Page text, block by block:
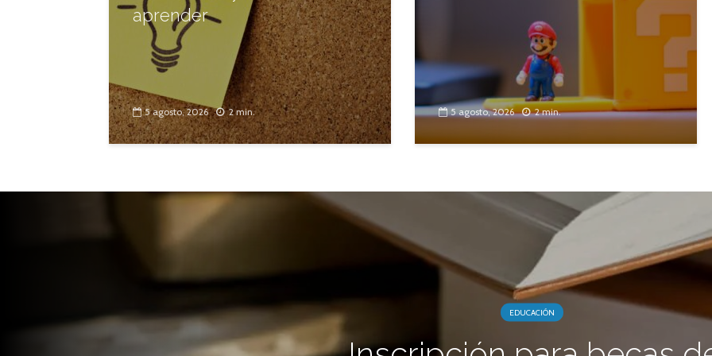
aprender
5 agosto, 2026 2 min. 5 agosto, 2026 2 min.
EDUCACIÓN